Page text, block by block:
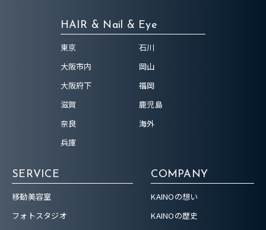
HAIR & Nail & Eye
東京
大阪市内
大阪府下
滋賀
奈良
兵庫
石川
岡山
福岡
鹿児島
海外
SERVICE
移動美容室
フォトスタジオ
COMPANY
KAINOの想い
KAINOの歴史